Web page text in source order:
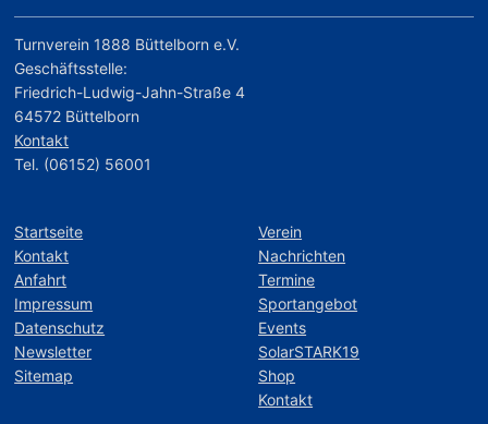
Turnverein 1888 Büttelborn e.V.
Geschäftsstelle:
Friedrich-Ludwig-Jahn-Straße 4
64572 Büttelborn
Kontakt
Tel. (06152) 56001
Startseite
Kontakt
Anfahrt
Impressum
Datenschutz
Newsletter
Sitemap
Verein
Nachrichten
Termine
Sportangebot
Events
SolarSTARK19
Shop
Kontakt